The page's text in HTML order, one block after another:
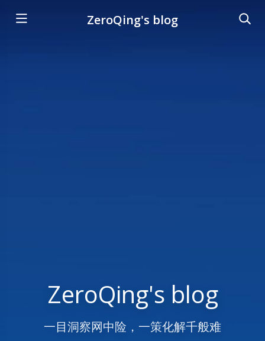
ZeroQing's blog
ZeroQing's blog
一目洞察网中险，一策化解千般难